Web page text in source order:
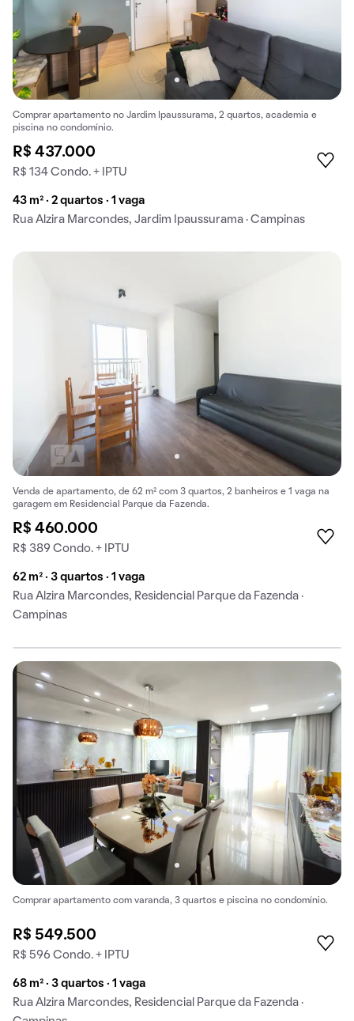
Comprar apartamento no Jardim Ipaussurama, 2 quartos, academia e
piscina no condomínio.
R$ 437.000
R$ 134 Condo. + IPTU
43 m² · 2 quartos · 1 vaga
Rua Alzira Marcondes, Jardim Ipaussurama · Campinas
Venda de apartamento, de 62 m² com 3 quartos, 2 banheiros e 1 vaga na
garagem em Residencial Parque da Fazenda.
R$ 460.000
R$ 389 Condo. + IPTU
62 m² · 3 quartos · 1 vaga
Rua Alzira Marcondes, Residencial Parque da Fazenda ·
Campinas
Comprar apartamento com varanda, 3 quartos e piscina no condomínio.
R$ 549.500
R$ 596 Condo. + IPTU
68 m² · 3 quartos · 1 vaga
Rua Alzira Marcondes, Residencial Parque da Fazenda ·